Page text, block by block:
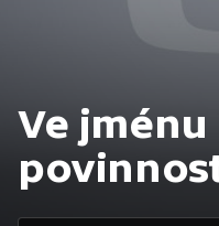
Ve jménu